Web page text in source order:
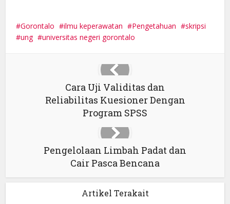
Gorontalo ilmu keperawatan Pengetahuan
skripsi
ung
universitas negeri gorontalo
Cara Uji Validitas dan
Reliabilitas Kuesioner Dengan
Program SPSS
Pengelolaan Limbah Padat dan
Cair Pasca Bencana
Artikel Terakait